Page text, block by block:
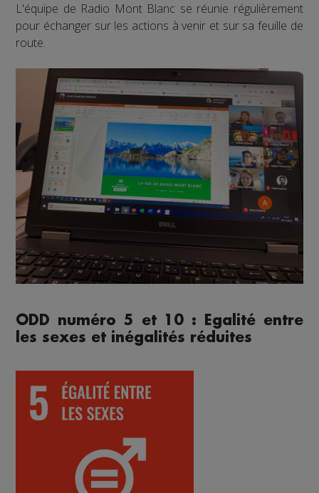
L'équipe de Radio Mont Blanc se réunie régulièrement
pour échanger sur les actions à venir et sur sa feuille de
route.
ODD numéro 5 et 10 : Egalité entre
les sexes et inégalités réduites